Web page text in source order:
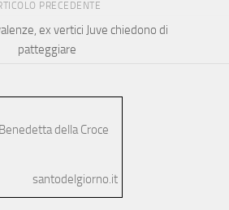
PRECEDENTE
ex vertici Juve chiedono di
patteggiare
della Croce
santodelgiorno.it